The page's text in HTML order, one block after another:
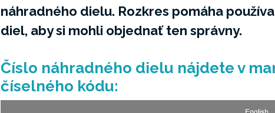
náhradného dielu. Rozkres pomáha
diel, aby si mohli objednať ten správny.
Číslo náhradného dielu nájdete v
číselného kódu: